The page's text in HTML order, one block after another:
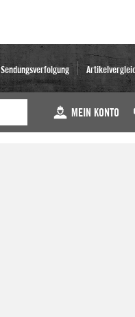
Sendungsverfolgung
MEIN KONTO